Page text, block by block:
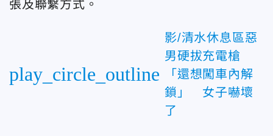
張及聯繫方式。
play_circle_outline
影/清水休息區惡
男硬拔充電槍
「還想闖車內解
鎖」 女子嚇壞
了